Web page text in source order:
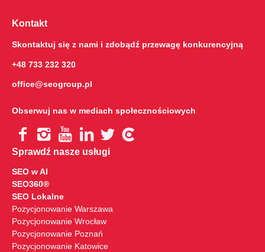
Kontakt
Skontaktuj się z nami i zdobądź przewagę konkurencyjną
+48 733 232 320
office@seogroup.pl
Obserwuj nas w mediach społecznościowych
Sprawdź nasze usługi
SEO w AI
SEO360®
SEO Lokalne
Pozycjonowanie Warszawa
Pozycjonowanie Wrocław
Pozycjonowanie Poznań
Pozycjonowanie Katowice